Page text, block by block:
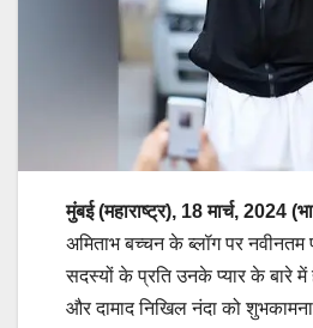
मुंबई (महाराष्ट्र), 18 मार्च, 2024
अमिताभ बच्चन के ब्लॉग पर नवीनतम
सदस्यों के प्रति उनके प्यार के बारे में
और दामाद निखिल नंदा को